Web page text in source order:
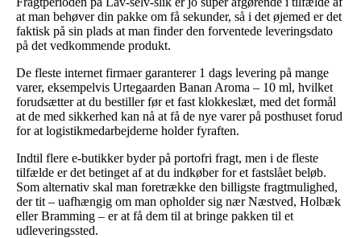
at man behøver din pakke om få sekunder, så i det øjemed er det
faktisk på sin plads at man finder den forventede leveringsdato
på det vedkommende produkt.
De fleste internet firmaer garanterer 1 dags levering på mange
varer, eksempelvis Urtegaarden Banan Aroma – 10 ml, hvilket
forudsætter at du bestiller før et fast klokkeslæt, med det formål
at de med sikkerhed kan nå at få de nye varer på posthuset forud
for at logistikmedarbejderne holder fyraften.
Indtil flere e-butikker byder på portofri fragt, men i de fleste
tilfælde er det betinget af at du indkøber for et fastslået beløb.
Som alternativ skal man foretrække den billigste fragtmulighed,
der tit – uafhængig om man opholder sig nær Næstved, Holbæk
eller Bramming – er at få dem til at bringe pakken til et
udleveringssted.